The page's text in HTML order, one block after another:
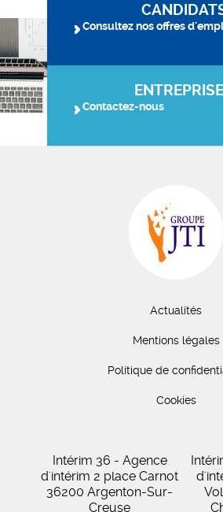
Consultez nos offres
Contactez-nous
Actualités
Mentions légales
Politique de
Cookies
Intérim 36 - Agence
d'intérim 2 place Carnot
36200 Argenton-Sur-
Creuse